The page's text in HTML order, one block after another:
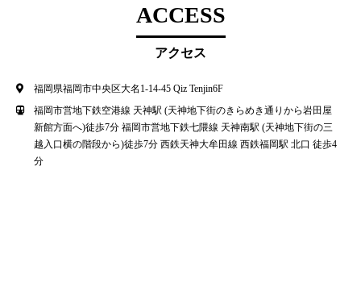
ACCESS
アクセス
福岡県福岡市中央区大名1-14-45 Qiz Tenjin6F
福岡市営地下鉄空港線 天神駅 (天神地下街のきらめき通りから岩田屋
新館方面へ)徒歩7分 福岡市営地下鉄七隈線 天神南駅 (天神地下街の三
越入口横の階段から)徒歩7分 西鉄天神大牟田線 西鉄福岡駅 北口 徒歩4
分